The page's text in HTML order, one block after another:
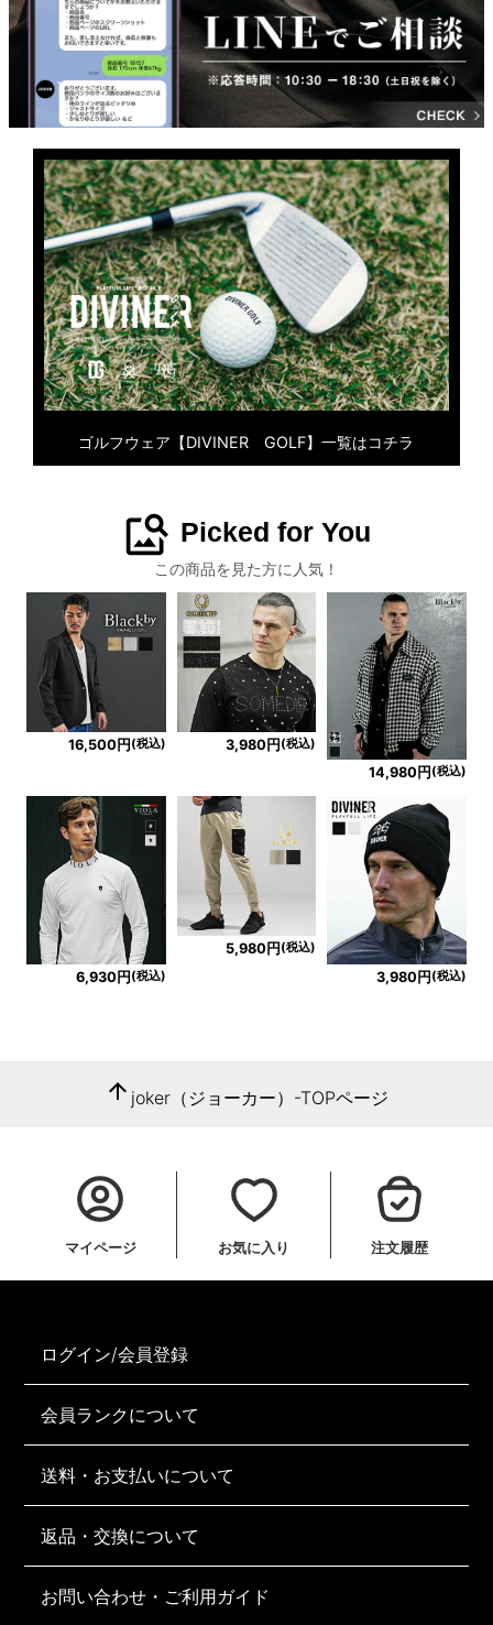
ゴルフウェア【DIVINER GOLF】一覧はコチラ
image_search Picked for You
この商品を見た方に人気！
16,500円 (税込) 3,980円 (税込)
14,980円 (税込)
6,930円(税込)
5,980円 (税込)
3,980円(税込)
arrow_upward joker（ジョーカー）-TOPページ
マイページ お気に入り 注文履歴
ログイン/会員登録
会員ランクについて
送料・お支払いについて
返品・交換について
お問い合わせ・ご利用ガイド